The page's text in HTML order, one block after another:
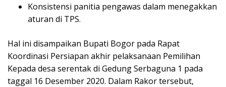
Konsistensi panitia pengawas dalam menegakkan
aturan di TPS.
Hal ini disampaikan Bupati Bogor pada Rapat
Koordinasi Persiapan akhir pelaksanaan Pemilihan
Kepada desa serentak di Gedung Serbaguna 1 pada
taggal 16 Desember 2020. Dalam Rakor tersebut,